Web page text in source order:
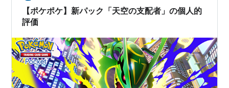
ランキング参加中ポケモン ランキング参加中ポケモン好
きな人達と仲良くい…
【ポケポケ】新パック「天空の支配者」の個人的
評価